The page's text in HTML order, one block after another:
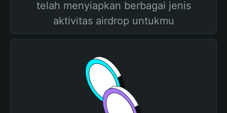
telah menyiapkan berbagai jenis
aktivitas airdrop untukmu